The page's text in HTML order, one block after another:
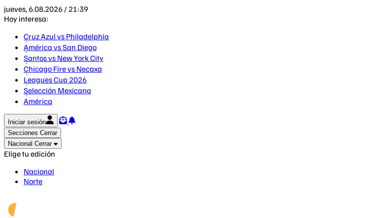
jueves, 6.08.2026 / 21:39
Hoy interesa:
Cruz Azul vs Philadelphia
América vs San Diego
Santos vs New York City
Chicago Fire vs Necaxa
Leagues Cup 2026
Selección Mexicana
América
Iniciar sesión
Secciones Cerrar
Nacional Cerrar
Elige tu edición
Nacional
Norte